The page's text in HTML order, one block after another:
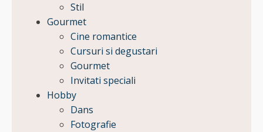
Stil
Gourmet
Cine romantice
Cursuri si degustari
Gourmet
Invitati speciali
Hobby
Dans
Fotografie